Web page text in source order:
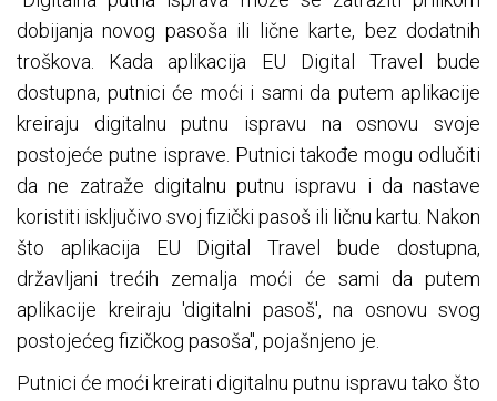
dobijanja novog pasoša ili lične karte, bez dodatnih
troškova. Kada aplikacija EU Digital Travel bude
dostupna, putnici će moći i sami da putem aplikacije
kreiraju digitalnu putnu ispravu na osnovu svoje
postojeće putne isprave. Putnici takođe mogu odlučiti
da ne zatraže digitalnu putnu ispravu i da nastave
koristiti isključivo svoj fizički pasoš ili ličnu kartu. Nakon
što aplikacija EU Digital Travel bude dostupna,
državljani trećih zemalja moći će sami da putem
aplikacije kreiraju 'digitalni pasoš', na osnovu svog
postojećeg fizičkog pasoša", pojašnjeno je.
Putnici će moći kreirati digitalnu putnu ispravu tako što